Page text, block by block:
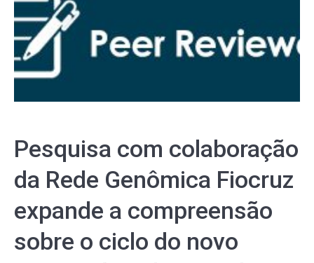
Pesquisa com colaboração
da Rede Genômica Fiocruz
expande a compreensão
sobre o ciclo do novo